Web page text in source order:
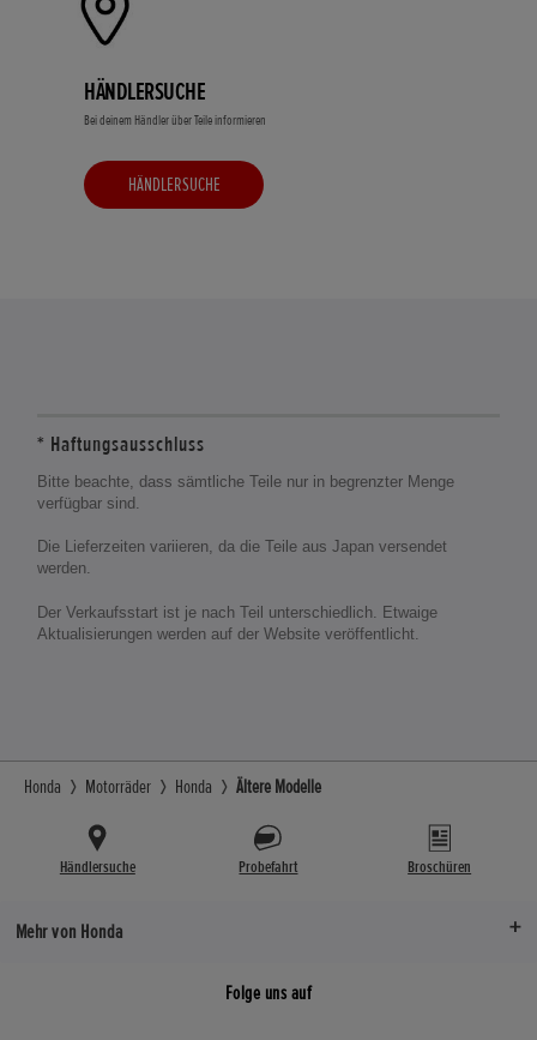
HÄNDLERSUCHE
Bei deinem Händler über Teile informieren
HÄNDLERSUCHE
* Haftungsausschluss
Bitte beachte, dass sämtliche Teile nur in begrenzter Menge
verfügbar sind.
Die Lieferzeiten variieren, da die Teile aus Japan versendet
werden.
Der Verkaufsstart ist je nach Teil unterschiedlich. Etwaige
Aktualisierungen werden auf der Website veröffentlicht.
Honda Motorräder Honda Ältere Modelle
Händlersuche Probefahrt Broschüren
Mehr von Honda
Folge uns auf